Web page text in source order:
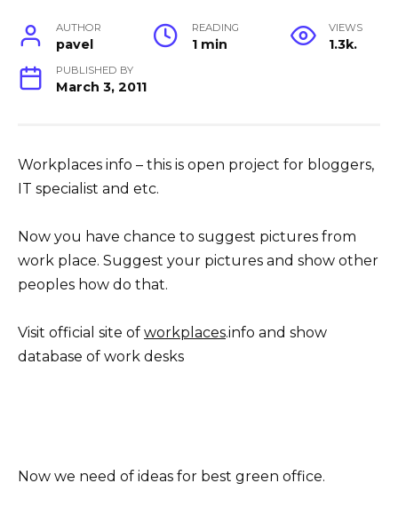
AUTHOR
pavel
READING
1 min
VIEWS
1.3k.
PUBLISHED BY
March 3, 2011
Workplaces info – this is open project for bloggers,
IT specialist and etc.
Now you have chance to suggest pictures from
work place. Suggest your pictures and show other
peoples how do that.
Visit official site of workplaces.info and show
database of work desks
Now we need of ideas for best green office.